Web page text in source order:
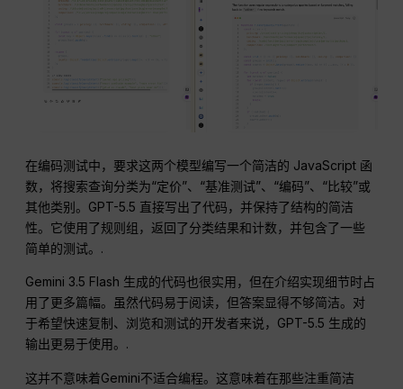
在编码测试中，要求这两个模型编写一个简洁的 JavaScript 函
数，将搜索查询分类为“定价”、“基准测试”、“编码”、“比较”或
其他类别。GPT-5.5 直接写出了代码，并保持了结构的简洁
性。它使用了规则组，返回了分类结果和计数，并包含了一些
简单的测试。.
Gemini 3.5 Flash 生成的代码也很实用，但在介绍实现细节时占
用了更多篇幅。虽然代码易于阅读，但答案显得不够简洁。对
于希望快速复制、浏览和测试的开发者来说，GPT-5.5 生成的
输出更易于使用。.
这并不意味着Gemini不适合编程。这意味着在那些注重简洁